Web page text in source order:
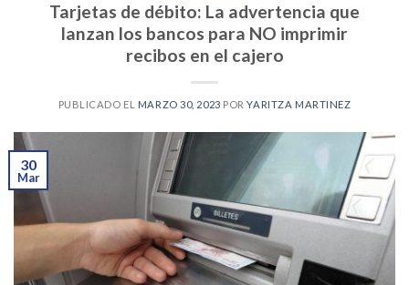
Tarjetas de débito: La advertencia que
lanzan los bancos para NO imprimir
recibos en el cajero
PUBLICADO EL MARZO 30, 2023 PORYARITZA MARTINEZ
30
Mar